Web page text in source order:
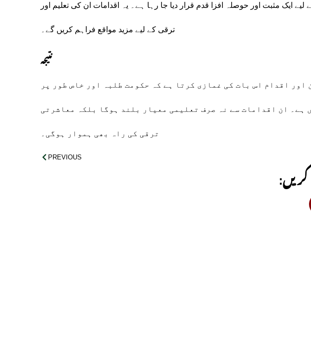
ایک مثبت اور حوصلہ افزا قدم قرار دیا جا رہا ہے۔ یہ اقدامات ان کی تعلیم اور
ترقی کے لیے مزید مواقع فراہم کریں گے۔
نتیجہ
اور اقدام اس بات کی غمازی کرتا ہے کہ حکومت طلبہ اور خاص طور پر
ہے۔ ان اقدامات سے نہ صرف تعلیمی معیار بلند ہوگا بلکہ معاشرتی
ترقی کی راہ بھی ہموار ہوگی۔
PREVIOUS
کریں